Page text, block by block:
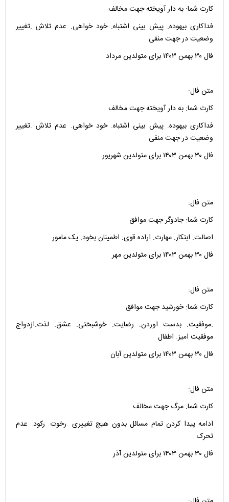
کارت شما: به دار آویخته جهت مخالف
فداکاری بیهوده. پیش بینی اشتباه. خود خواهی. عدم تلاش .تغییر
وضعیت در جهت منفی
فال ۳۰ بهمن ۱۴۰۳ برای متولدین مرداد
متن فال:
کارت شما: به دار آویخته جهت مخالف
فداکاری بیهوده. پیش بینی اشتباه. خود خواهی. عدم تلاش .تغییر
وضعیت در جهت منفی
فال ۳۰ بهمن ۱۴۰۳ برای متولدین شهریور
متن فال:
کارت شما: جادوگر جهت موافق
اصالت. ابتکار. مهارت. اراده قوی. اطمینان بخود. یک مامور
فال ۳۰ بهمن ۱۴۰۳ برای متولدین مهر
متن فال:
کارت شما: خورشید جهت موافق
.موفقیت. بدست اوردن. رضایت. خوشبختی. عشق. لذت.ازدواج
موفقیت امیز. اطفال
فال ۳۰ بهمن ۱۴۰۳ برای متولدین آبان
متن فال:
کارت شما: مرگ جهت مخالف
ادامه پیدا کردن تمام مسائل بدون هیچ تغییری .رخوت. رکود. عدم
تحرک
فال ۳۰ بهمن ۱۴۰۳ برای متولدین آذر